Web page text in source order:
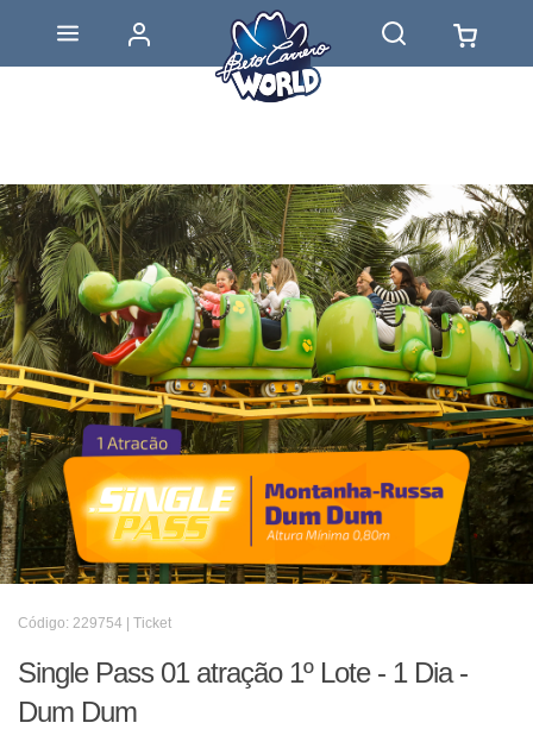
Código: 229754 | Ticket
Single Pass 01 atração 1º Lote - 1 Dia -
Dum Dum